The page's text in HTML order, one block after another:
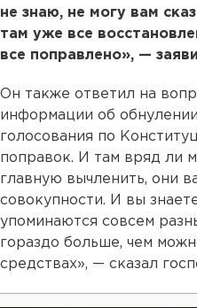
не знаю, не могу вам
там уже все
все поправлено», —
Он также ответил на
информации об
голосования по
поправок. И там вряд ли
главную вычленить, они
совокупности. И вы
упоминаются совсем
гораздо больше, чем
средствах», — сказал